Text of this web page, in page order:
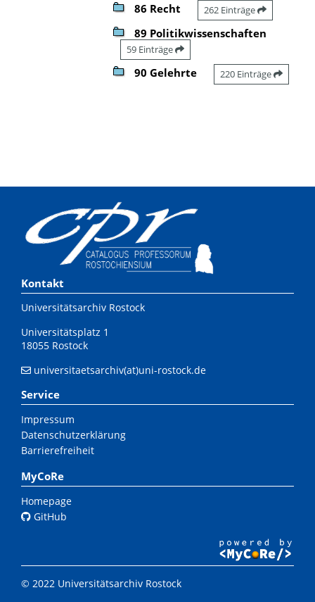
86 Recht 262 Einträge
89 Politikwissenschaften
59 Einträge
90 Gelehrte 220 Einträge
Kontakt
Universitätsarchiv Rostock
Universitätsplatz 1
18055 Rostock
universitaetsarchiv(at)uni-rostock.de
Service
Impressum
Datenschutzerklärung
Barrierefreiheit
MyCoRe
Homepage
GitHub
© 2022 Universitätsarchiv Rostock